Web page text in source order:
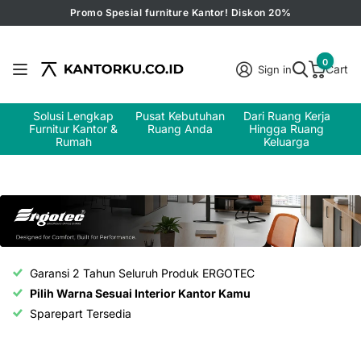
Promo Spesial furniture Kantor! Diskon 20%
Sign in Cart
0
Solusi Lengkap
Furnitur Kantor &
Rumah
Pusat Kebutuhan
Ruang Anda
Dari Ruang Kerja
Hingga Ruang
Keluarga
Garansi 2 Tahun Seluruh Produk ERGOTEC
Pilih Warna Sesuai Interior Kantor Kamu
Sparepart Tersedia